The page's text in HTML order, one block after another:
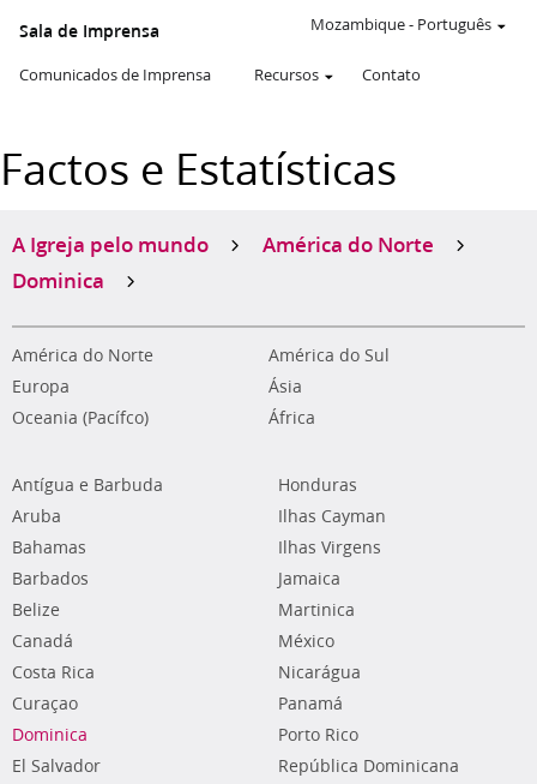
Sala de Imprensa
Comunicados de Imprensa Recursos Contato
Mozambique- Português
Factos e Estatísticas
A Igreja pelo mundo
América do Norte
Dominica
América do Norte
América do Sul
Europa
Ásia
Oceania (Pacífco)
África
Antígua e Barbuda
Aruba
Bahamas
Barbados
Belize
Canadá
Costa Rica
Curaçao
Dominica
El Salvador
Honduras
Ilhas Cayman
Ilhas Virgens
Jamaica
Martinica
México
Nicarágua
Panamá
Porto Rico
República Dominicana